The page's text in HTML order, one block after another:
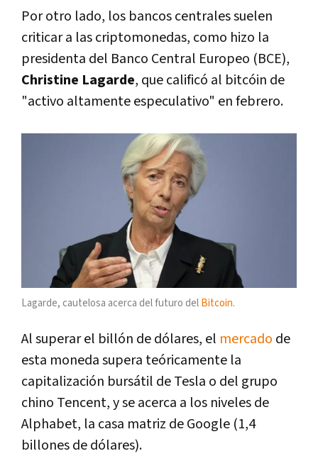
Por otro lado, los bancos centrales suelen
criticar a las criptomonedas, como hizo la
presidenta del Banco Central Europeo (BCE),
Christine Lagarde, que calificó al bitcóin de
"activo altamente especulativo" en febrero.
Lagarde, cautelosa acerca del futuro del Bitcoin.
Al superar el billón de dólares, el mercado de
esta moneda supera teóricamente la
capitalización bursátil de Tesla o del grupo
chino Tencent, y se acerca a los niveles de
Alphabet, la casa matriz de Google (1,4
billones de dólares).